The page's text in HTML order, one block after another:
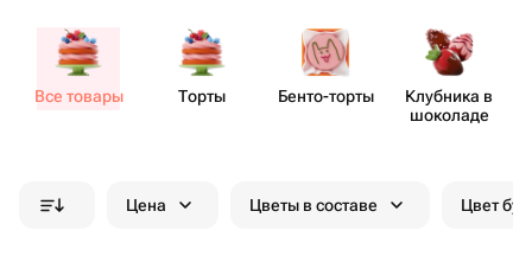
Все товары Торты Бенто​-торты
Клубника в
шоколаде
Цена Цветы в составе Цвет